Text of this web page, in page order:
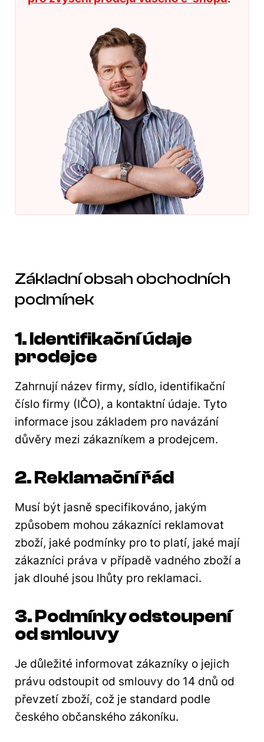
Základní obsah obchodních
podmínek
1. Identifikační údaje
prodejce
Zahrnují název firmy, sídlo, identifikační
číslo firmy (IČO), a kontaktní údaje. Tyto
informace jsou základem pro navázání
důvěry mezi zákazníkem a prodejcem.
2. Reklamační řád
Musí být jasně specifikováno, jakým
způsobem mohou zákazníci reklamovat
zboží, jaké podmínky pro to platí, jaké mají
zákazníci práva v případě vadného zboží a
jak dlouhé jsou lhůty pro reklamaci.
3. Podmínky odstoupení
od smlouvy
Je důležité informovat zákazníky o jejich
právu odstoupit od smlouvy do 14 dnů od
převzetí zboží, což je standard podle
českého občanského zákoníku.